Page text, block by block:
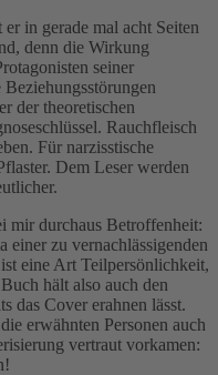
in gerade mal acht Seiten
denn die Wirkung
seiner
der theoretischen
Rauchfleisch
Für narzisstische
Dem Leser werden
mir durchaus Betroffenheit:
einer zu vernachlässigenden
eine Art Teilpersönlichkeit,
hält also auch den
das Cover erahnen lässt.
erwähnten Personen auch
vertraut vorkamen: